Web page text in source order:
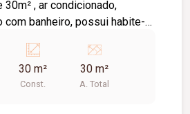
, ar condicionado,
banheiro, possui habite-
30 m²
Const.
30 m²
A. Total